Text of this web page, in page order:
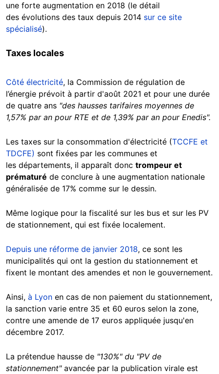
une forte augmentation en 2018 (le détail
des évolutions des taux depuis 2014 sur ce site
spécialisé).
Taxes locales
Côté électricité, la Commission de régulation de
l’énergie prévoit à partir d'août 2021 et pour une durée
de quatre ans "des hausses tarifaires moyennes de
1,57% par an pour RTE et de 1,39% par an pour Enedis".
Les taxes sur la consommation d'électricité (TCCFE et
TDCFE) sont fixées par les communes et
les départements, il apparaît donc trompeur et
prématuré de conclure à une augmentation nationale
généralisée de 17% comme sur le dessin.
Même logique pour la fiscalité sur les bus et sur les PV
de stationnement, qui est fixée localement.
Depuis une réforme de janvier 2018, ce sont les
municipalités qui ont la gestion du stationnement et
fixent le montant des amendes et non le gouvernement.
Ainsi, à Lyon en cas de non paiement du stationnement,
la sanction varie entre 35 et 60 euros selon la zone,
contre une amende de 17 euros appliquée jusqu'en
décembre 2017.
La prétendue hausse de "130%" du "PV de
stationnement" avancée par la publication virale est